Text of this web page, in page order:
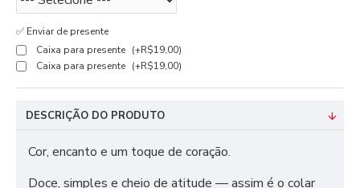
✅ Enviar de presente
Caixa para presente (+R$19,00)
Caixa para presente (+R$19,00)
DESCRIÇÃO DO PRODUTO
Cor, encanto e um toque de coração.
Doce, simples e cheio de atitude — assim é o colar